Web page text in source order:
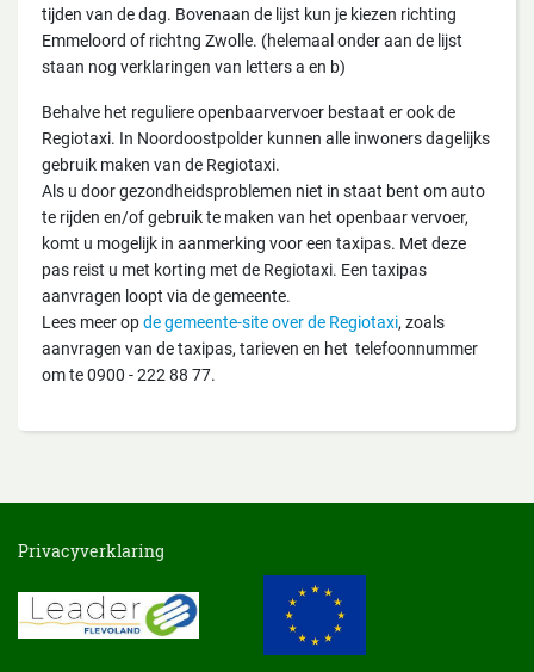
tijden van de dag. Bovenaan de lijst kun je kiezen richting
Emmeloord of richtng Zwolle. (helemaal onder aan de lijst
staan nog verklaringen van letters a en b)
Behalve het reguliere openbaarvervoer bestaat er ook de
Regiotaxi. In Noordoostpolder kunnen alle inwoners dagelijks
gebruik maken van de Regiotaxi.
Als u door gezondheidsproblemen niet in staat bent om auto
te rijden en/of gebruik te maken van het openbaar vervoer,
komt u mogelijk in aanmerking voor een taxipas. Met deze
pas reist u met korting met de Regiotaxi. Een taxipas
aanvragen loopt via de gemeente.
Lees meer opde gemeente-site over de Regiotaxi, zoals
aanvragen van de taxipas, tarieven en het telefoonnummer
om te 0900 - 222 88 77.
Privacyverklaring